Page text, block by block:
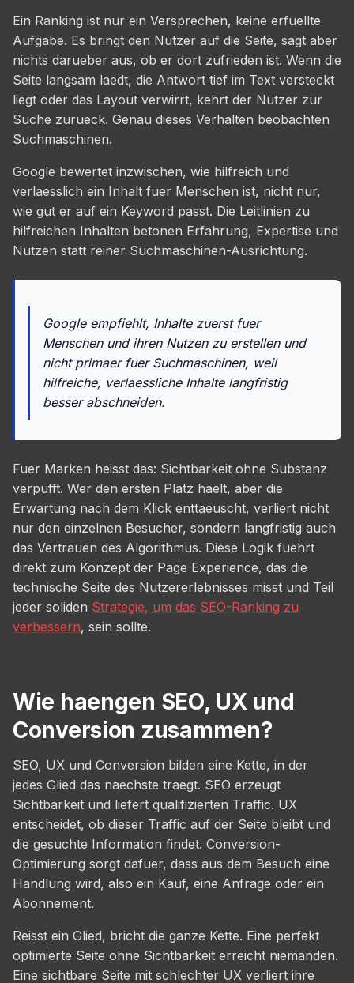
Ein Ranking ist nur ein Versprechen, keine erfuellte
Aufgabe. Es bringt den Nutzer auf die Seite, sagt aber
nichts darueber aus, ob er dort zufrieden ist. Wenn die
Seite langsam laedt, die Antwort tief im Text versteckt
liegt oder das Layout verwirrt, kehrt der Nutzer zur
Suche zurueck. Genau dieses Verhalten beobachten
Suchmaschinen.
Google bewertet inzwischen, wie hilfreich und
verlaesslich ein Inhalt fuer Menschen ist, nicht nur,
wie gut er auf ein Keyword passt. Die Leitlinien zu
hilfreichen Inhalten betonen Erfahrung, Expertise und
Nutzen statt reiner Suchmaschinen-Ausrichtung.
Google empfiehlt, Inhalte zuerst fuer
Menschen und ihren Nutzen zu erstellen und
nicht primaer fuer Suchmaschinen, weil
hilfreiche, verlaessliche Inhalte langfristig
besser abschneiden.
Fuer Marken heisst das: Sichtbarkeit ohne Substanz
verpufft. Wer den ersten Platz haelt, aber die
Erwartung nach dem Klick enttaeuscht, verliert nicht
nur den einzelnen Besucher, sondern langfristig auch
das Vertrauen des Algorithmus. Diese Logik fuehrt
direkt zum Konzept der Page Experience, das die
technische Seite des Nutzererlebnisses misst und Teil
jeder soliden Strategie, um das SEO-Ranking zu
verbessern, sein sollte.
Wie haengen SEO, UX und
Conversion zusammen?
SEO, UX und Conversion bilden eine Kette, in der
jedes Glied das naechste traegt. SEO erzeugt
Sichtbarkeit und liefert qualifizierten Traffic. UX
entscheidet, ob dieser Traffic auf der Seite bleibt und
die gesuchte Information findet. Conversion-
Optimierung sorgt dafuer, dass aus dem Besuch eine
Handlung wird, also ein Kauf, eine Anfrage oder ein
Abonnement.
Reisst ein Glied, bricht die ganze Kette. Eine perfekt
optimierte Seite ohne Sichtbarkeit erreicht niemanden.
Eine sichtbare Seite mit schlechter UX verliert ihre